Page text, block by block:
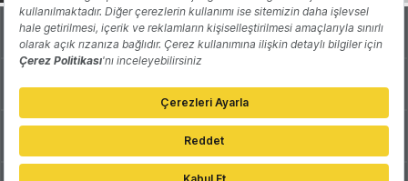
Hakkında Yazarlar
Katkıda Bulun Reklam